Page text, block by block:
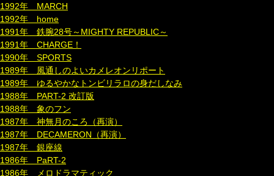
1992年 MARCH
1992年 home
1991年 鉄腕28号～MIGHTY REPUBLIC～
1991年 CHARGE！
1990年 SPORTS
1989年 風通しのよいカメレオンリポート
1989年 ゆるやかなトンビリラロの身だしなみ
1988年 PART-2 改訂版
1988年 象のフン
1987年 神無月のころ（再演）
1987年 DECAMERON（再演）
1987年 銀座線
1986年 PaRT-2
1986年 メロドラマティック